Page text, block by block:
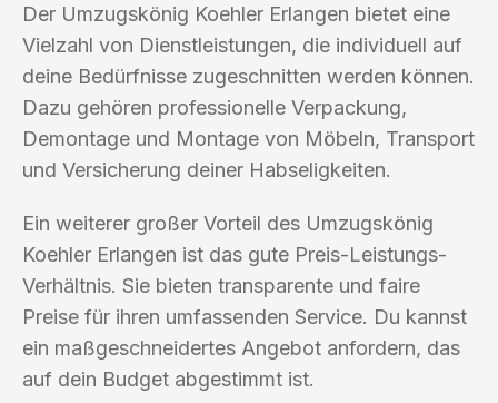
Der Umzugskönig Koehler Erlangen bietet eine
Vielzahl von Dienstleistungen, die individuell auf
deine Bedürfnisse zugeschnitten werden können.
Dazu gehören professionelle Verpackung,
Demontage und Montage von Möbeln, Transport
und Versicherung deiner Habseligkeiten.
Ein weiterer großer Vorteil des Umzugskönig
Koehler Erlangen ist das gute Preis-Leistungs-
Verhältnis. Sie bieten transparente und faire
Preise für ihren umfassenden Service. Du kannst
ein maßgeschneidertes Angebot anfordern, das
auf dein Budget abgestimmt ist.